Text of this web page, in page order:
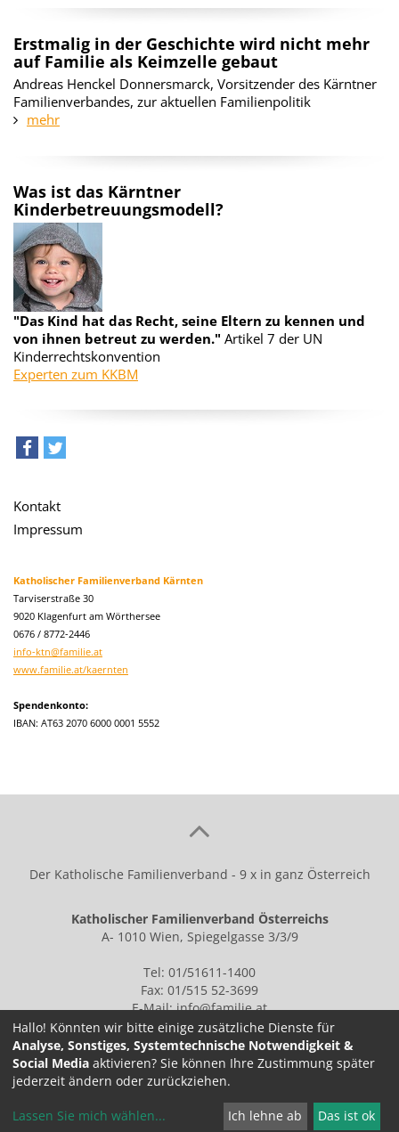
Erstmalig in der Geschichte wird nicht mehr
auf Familie als Keimzelle gebaut
Andreas Henckel Donnersmarck, Vorsitzender des Kärntner
Familienverbandes, zur aktuellen Familienpolitik
mehr
Was ist das Kärntner
Kinderbetreuungsmodell?
"Das Kind hat das Recht, seine Eltern zu kennen und
von ihnen betreut zu werden." Artikel 7 der UN
Kinderrechtskonvention
Experten zum KKBM
Kontakt
Impressum
Katholischer Familienverband Kärnten
Tarviserstraße 30
9020 Klagenfurt am Wörthersee
0676 / 8772-2446
info-ktn@familie.at
www.familie.at/kaernten
Spendenkonto:
IBAN: AT63 2070 6000 0001 5552
Der Katholische Familienverband - 9 x in ganz Österreich
Katholischer Familienverband Österreichs
A- 1010 Wien, Spiegelgasse 3/3/9
Tel: 01/51611-1400
Fax: 01/515 52-3699
E-Mail:info@familie.at
IMPRESSUM
Hallo! Könnten wir bitte einige zusätzliche Dienste für
Analyse, Sonstiges, Systemtechnische Notwendigkeit &
Social Media aktivieren? Sie können Ihre Zustimmung später
jederzeit ändern oder zurückziehen.
Lassen Sie mich wählen... Ich lehne ab Das ist ok